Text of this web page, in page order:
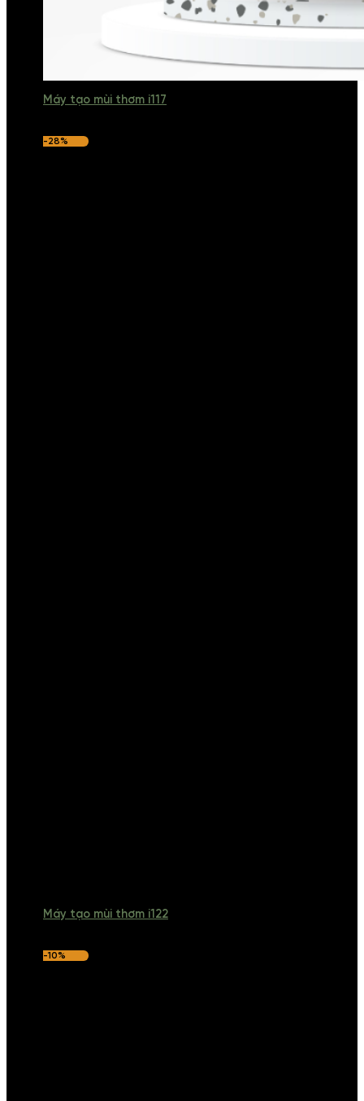
Máy tạo mùi thơm i117
-28%
Máy tạo mùi thơm i122
-10%